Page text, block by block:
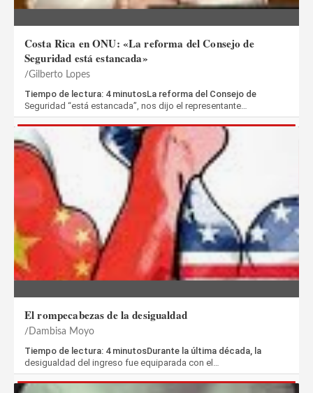
Costa Rica en ONU: «La reforma del Consejo de
Seguridad está estancada»
Gilberto Lopes
Tiempo de lectura: 4 minutosLa reforma del Consejo de
Seguridad “está estancada”, nos dijo el representante…
El rompecabezas de la desigualdad
Dambisa Moyo
Tiempo de lectura: 4 minutosDurante la última década, la
desigualdad del ingreso fue equiparada con el…